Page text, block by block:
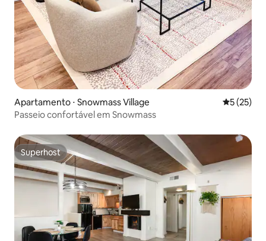
Apartamento ⋅ Snowmass Village 5 de uma
5 (25)
Passeio confortável em Snowmass
Superhost
Superhost